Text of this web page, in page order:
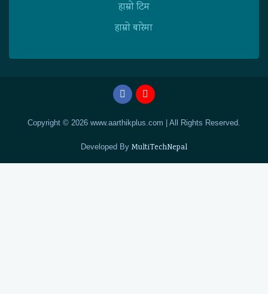
हाम्राे टिम
हाम्राे बारेमा
Copyright © 2026 www.aarthikplus.com | All Rights Reserved.
Developed By MultiTechNepal